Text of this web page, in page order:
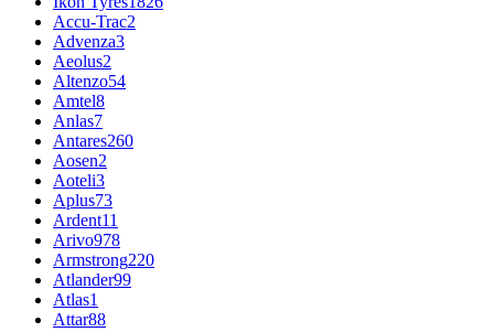
Accu-Trac2
Advenza3
Aeolus2
Altenzo54
Amtel8
Anlas7
Antares260
Aosen2
Aoteli3
Aplus73
Ardent11
Arivo978
Armstrong220
Atlander99
Atlas1
Attar88